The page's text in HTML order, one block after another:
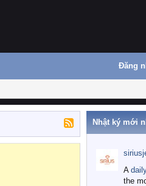
Đăng
Nhật ký mới
A
the